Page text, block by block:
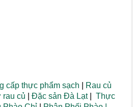
cấp thực phẩm sạch
Rau củ
rau củ |Đặc sản Đà Lạt|Thực